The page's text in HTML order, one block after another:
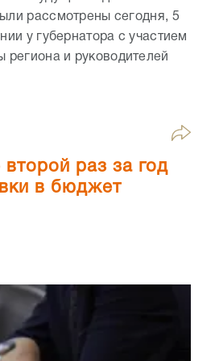
рассмотрены сегодня, 5
у губернатора с участием
региона и руководителей
второй раз за год
в бюджет